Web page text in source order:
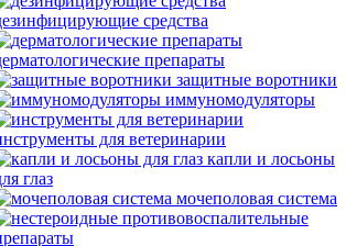
средства
препараты
защитные воротники
иммуномодуляторы
для ветеринарии
капли и лосьоны
глаз
мочеполовая система